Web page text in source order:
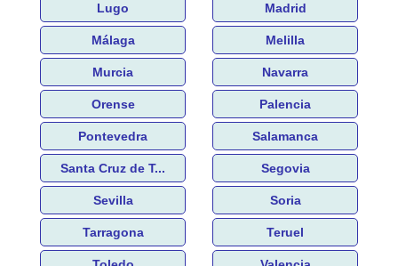
Lugo Madrid
Málaga Melilla
Murcia Navarra
Orense Palencia
Pontevedra Salamanca
Santa Cruz de T... Segovia
Sevilla Soria
Tarragona Teruel